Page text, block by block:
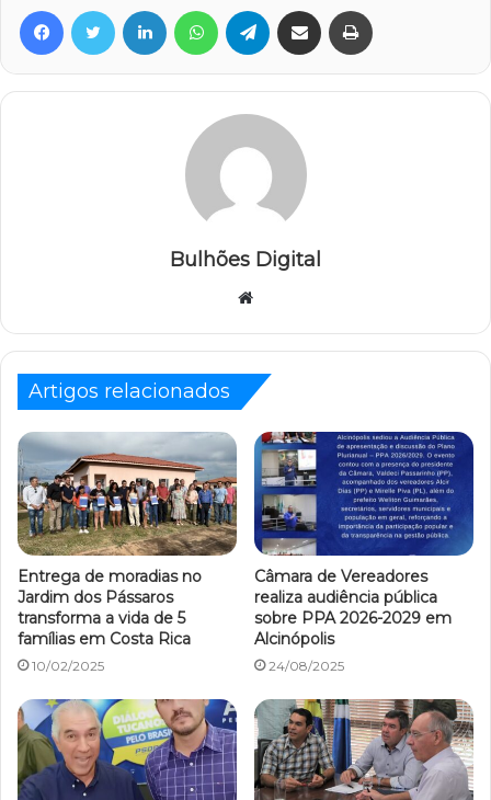
FacebookTwitter Linkedin WhatsAppTelegramCompartilhar via e-mail
Bulhões Digital
Website
Artigos relacionados
Entrega de moradias no
Jardim dos Pássaros
transforma a vida de 5
famílias em Costa Rica
10/02/2025
Câmara de Vereadores
realiza audiência pública
sobre PPA 2026-2029 em
Alcinópolis
24/08/2025